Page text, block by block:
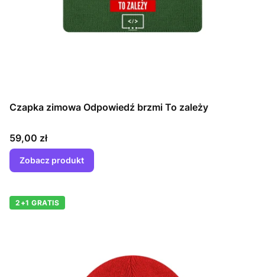
Czapka zimowa Odpowiedź brzmi To zależy
Cena
59,00 zł
Zobacz produkt
2+1 GRATIS